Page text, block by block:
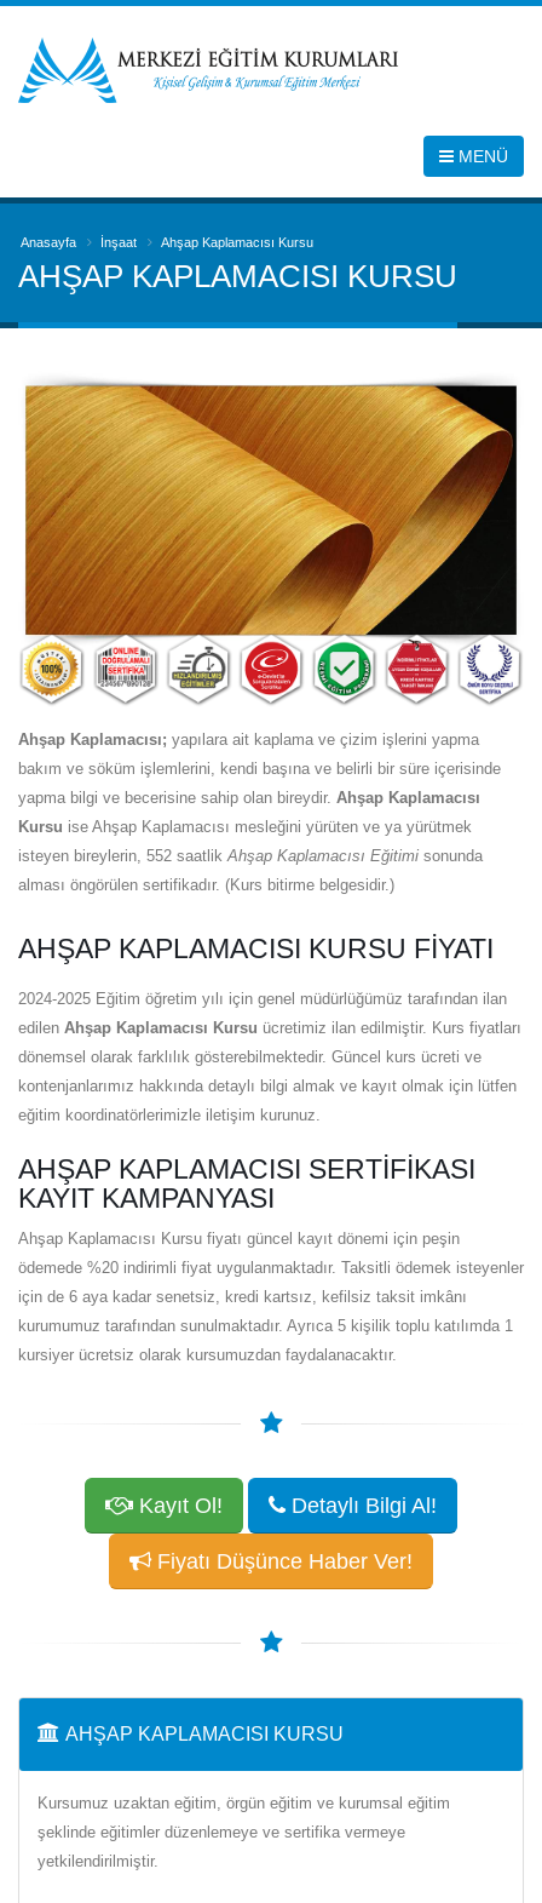
MENÜ
Anasayfa İnşaat Ahşap Kaplamacısı Kursu
AHŞAP KAPLAMACISI KURSU
Ahşap Kaplamacısı; yapılara ait kaplama ve çizim işlerini yapma
bakım ve söküm işlemlerini, kendi başına ve belirli bir süre içerisinde
yapma bilgi ve becerisine sahip olan bireydir. Ahşap Kaplamacısı
Kursu ise Ahşap Kaplamacısı mesleğini yürüten ve ya yürütmek
isteyen bireylerin, 552 saatlik Ahşap Kaplamacısı Eğitimi sonunda
alması öngörülen sertifikadır. (Kurs bitirme belgesidir.)
AHŞAP KAPLAMACISI KURSU FIYATI
2024-2025 Eğitim öğretim yılı için genel müdürlüğümüz tarafından ilan
edilen Ahşap Kaplamacısı Kursu ücretimiz ilan edilmiştir. Kurs fiyatları
dönemsel olarak farklılık gösterebilmektedir. Güncel kurs ücreti ve
kontenjanlarımız hakkında detaylı bilgi almak ve kayıt olmak için lütfen
eğitim koordinatörlerimizle iletişim kurunuz.
AHŞAP KAPLAMACISI SERTIFIKASI
KAYIT KAMPANYASI
Ahşap Kaplamacısı Kursu fiyatı güncel kayıt dönemi için peşin
ödemede %20 indirimli fiyat uygulanmaktadır. Taksitli ödemek isteyenler
için de 6 aya kadar senetsiz, kredi kartsız, kefilsiz taksit imkânı
kurumumuz tarafından sunulmaktadır. Ayrıca 5 kişilik toplu katılımda 1
kursiyer ücretsiz olarak kursumuzdan faydalanacaktır.
Kayıt Ol! Detaylı Bilgi Al!
Fiyatı Düşünce Haber Ver!
AHŞAP KAPLAMACISI KURSU
Kursumuz uzaktan eğitim, örgün eğitim ve kurumsal eğitim
şeklinde eğitimler düzenlemeye ve sertifika vermeye
yetkilendirilmiştir.